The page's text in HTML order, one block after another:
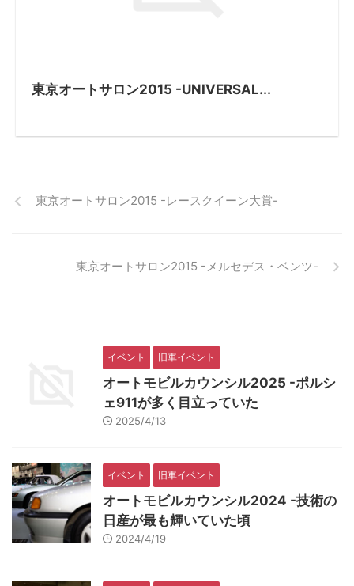
東京オートサロン2015 -UNIVERSAL...
東京オートサロン2015 -レースクイーン大賞-
東京オートサロン2015 -メルセデス・ベンツ-
イベント 旧車イベント
オートモビルカウンシル2025 -ポルシ
ェ911が多く目立っていた
2025/4/13
イベント 旧車イベント
オートモビルカウンシル2024 -技術の
日産が最も輝いていた頃
2024/4/19